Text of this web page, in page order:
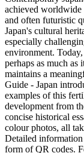
achieved
and often futuristic
Japan's cultural
especially
environment.
perhaps as much
maintains a
Guide - Japan
examples of this
development from
concise historical
colour photos, all
Detailed information
form of QR codes.